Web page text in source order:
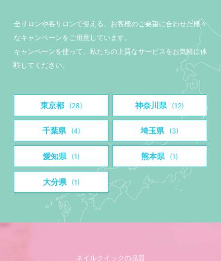
全サロンや各サロンで使える、お客様のご要望に合わせた様々
なキャンペーンをご用意しています。
キャンペーンを使って、私たちの上質なサービスをお気軽に体
験してください。
東京都 (28) 神奈川県 (12)
千葉県 (4) 埼玉県 (3)
愛知県 (1) 熊本県 (1)
大分県 (1)
ネイルクイックの品質